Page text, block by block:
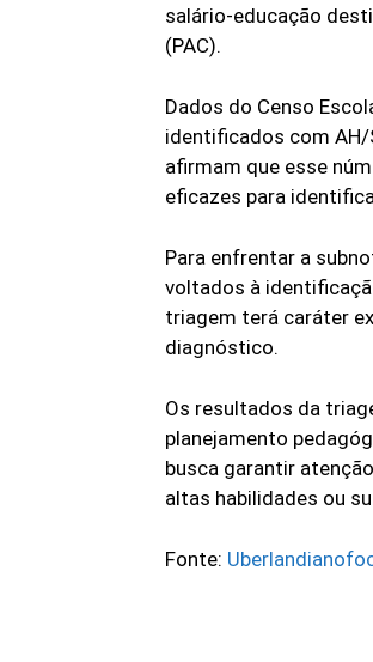
salário-educação
(PAC).
Dados do Censo
identificados com AH/
afirmam que esse
eficazes para
Para enfrentar a
voltados à
triagem terá caráter
diagnóstico.
Os resultados da
planejamento
busca garantir
altas habilidades ou
Fonte: